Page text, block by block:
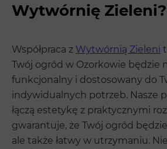
Wytwórnię Zieleni?
Współpraca z Wytwórnią Zieleni
Twój ogród w Ozorkowie będzie
funkcjonalny i dostosowany do
indywidualnych potrzeb. Nasze
łączą estetykę z praktycznymi
gwarantuje, że Twój ogród
ale także łatwy w utrzymaniu.